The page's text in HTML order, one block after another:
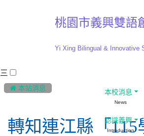
:::
 本站消息
轉知連江縣「115
桃園市義興雙語
Yi Xing Bilingual & Innovative
三
本校消息
News
認識義興
Introduction